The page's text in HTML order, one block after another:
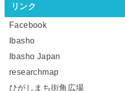
リンク
Facebook
Ibasho
Ibasho Japan
researchmap
ひがしまち街角広場